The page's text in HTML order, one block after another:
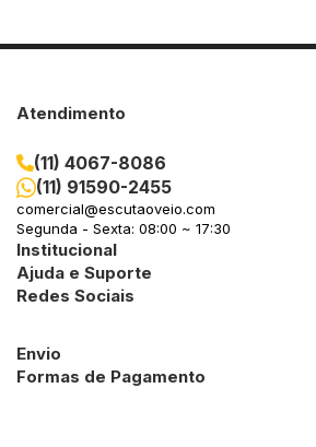
Atendimento
(11) 4067-8086
(11) 91590-2455
comercial@escutaoveio.com
Segunda - Sexta: 08:00 ~ 17:30
Institucional
Ajuda e Suporte
Redes Sociais
Envio
Formas de Pagamento